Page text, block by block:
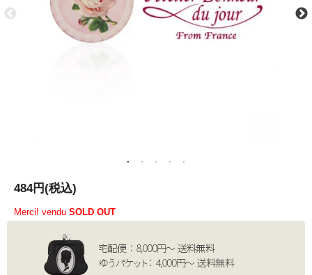
484円(税込)
Merci! vendu SOLD OUT